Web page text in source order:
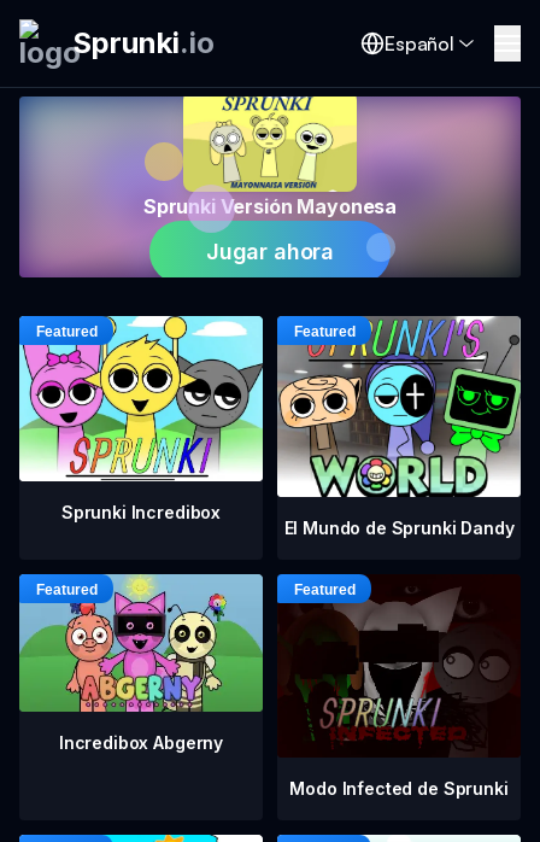
Sprunki.io Español
Sprunki Versión Mayonesa
Jugar ahora
Sprunki Incredibox
El Mundo de Sprunki Dandy
Incredibox Abgerny
Modo Infected de Sprunki